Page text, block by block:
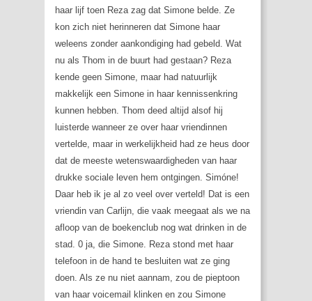
haar lijf toen Reza zag dat Simone belde. Ze
kon zich niet herinneren dat Simone haar
weleens zonder aankondiging had gebeld. Wat
nu als Thom in de buurt had gestaan? Reza
kende geen Simone, maar had natuurlijk
makkelijk een Simone in haar kennissenkring
kunnen hebben. Thom deed altijd alsof hij
luisterde wanneer ze over haar vriendinnen
vertelde, maar in werkelijkheid had ze heus door
dat de meeste wetenswaardigheden van haar
drukke sociale leven hem ontgingen. Simóne!
Daar heb ik je al zo veel over verteld! Dat is een
vriendin van Carlijn, die vaak meegaat als we na
afloop van de boekenclub nog wat drinken in de
stad. 0 ja, die Simone. Reza stond met haar
telefoon in de hand te besluiten wat ze ging
doen. Als ze nu niet aannam, zou de pieptoon
van haar voicemail klinken en zou Simone